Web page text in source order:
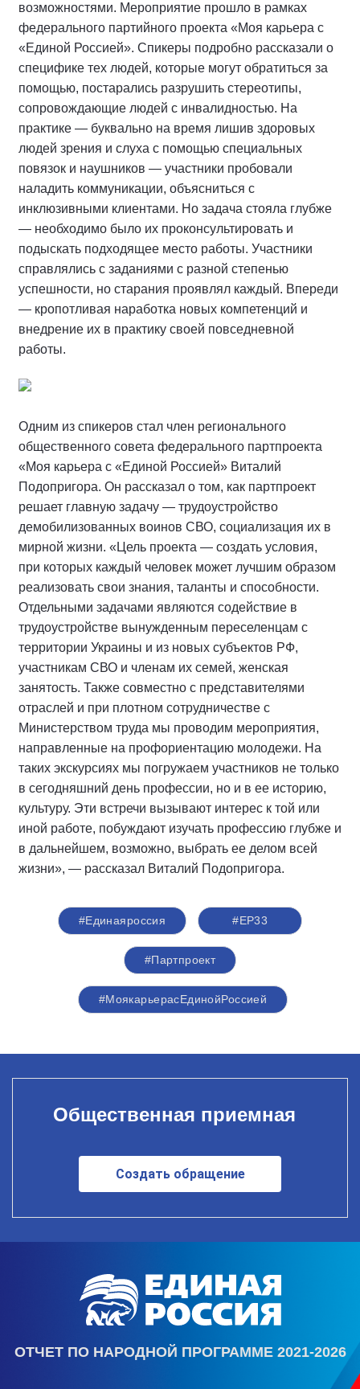
возможностями. Мероприятие прошло в рамках
федерального партийного проекта «Моя карьера с
«Единой Россией». Спикеры подробно рассказали о
специфике тех людей, которые могут обратиться за
помощью, постарались разрушить стереотипы,
сопровождающие людей с инвалидностью. На
практике — буквально на время лишив здоровых
людей зрения и слуха с помощью специальных
повязок и наушников — участники пробовали
наладить коммуникации, объясниться с
инклюзивными клиентами. Но задача стояла глубже
— необходимо было их проконсультировать и
подыскать подходящее место работы. Участники
справлялись с заданиями с разной степенью
успешности, но старания проявлял каждый. Впереди
— кропотливая наработка новых компетенций и
внедрение их в практику своей повседневной
работы.
Одним из спикеров стал член регионального
общественного совета федерального партпроекта
«Моя карьера с «Единой Россией» Виталий
Подопригора. Он рассказал о том, как партпроект
решает главную задачу — трудоустройство
демобилизованных воинов СВО, социализация их в
мирной жизни. «Цель проекта — создать условия,
при которых каждый человек может лучшим образом
реализовать свои знания, таланты и способности.
Отдельными задачами являются содействие в
трудоустройстве вынужденным переселенцам с
территории Украины и из новых субъектов РФ,
участникам СВО и членам их семей, женская
занятость. Также совместно с представителями
отраслей и при плотном сотрудничестве с
Министерством труда мы проводим мероприятия,
направленные на профориентацию молодежи. На
таких экскурсиях мы погружаем участников не только
в сегодняшний день профессии, но и в ее историю,
культуру. Эти встречи вызывают интерес к той или
иной работе, побуждают изучать профессию глубже и
в дальнейшем, возможно, выбрать ее делом всей
жизни», — рассказал Виталий Подопригора.
#Единаяроссия #ЕР33
#Партпроект
#МоякарьерасЕдинойРоссией
Общественная приемная
Создать обращение
ОТЧЕТ ПО НАРОДНОЙ ПРОГРАММЕ 2021-2026